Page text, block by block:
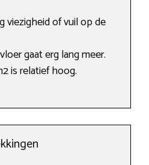
viezigheid of vuil op de
gaat erg lang meer.
is relatief hoog.